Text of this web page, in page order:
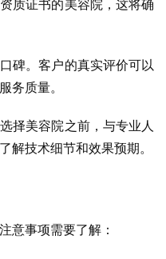
质证书的美容院，这将确
碑。客户的真实评价可以
务质量。
择美容院之前，与专业人
解技术细节和效果预期。
意事项需要了解：